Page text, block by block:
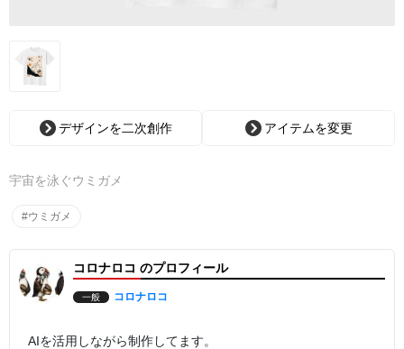
デザインを二次創作 アイテムを変更
宇宙を泳ぐウミガメ
#ウミガメ
コロナロコ のプロフィール
一般 コロナロコ
AIを活用しながら制作してます。